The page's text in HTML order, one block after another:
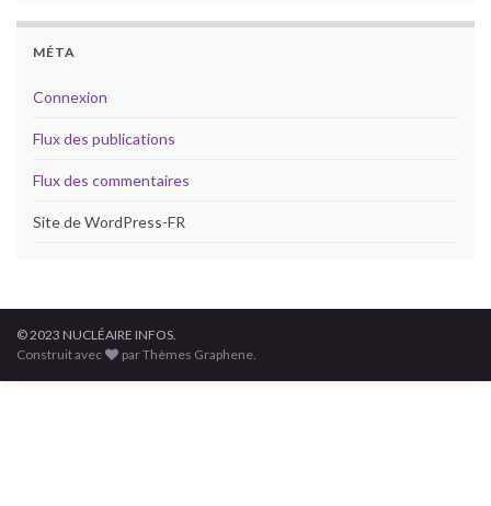
MÉTA
Connexion
Flux des publications
Flux des commentaires
Site de WordPress-FR
© 2023 NUCLÉAIRE INFOS.
Construit avec
par Thèmes Graphene.